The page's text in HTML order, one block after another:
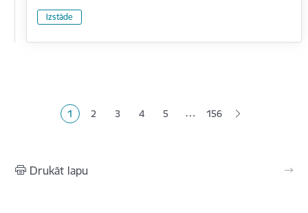
Izstāde
Pašreizējā lapa
1 Lapa
2 Lapa
3 Lapa
4 Lapa
5 … 156
Drukāt lapu